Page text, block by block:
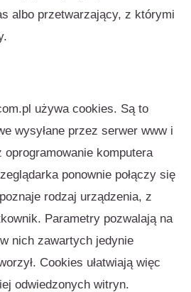
albo przetwarzający, z którymi
używa cookies. Są to
wysyłane przez serwer www i
komputera
ponownie połączy się
rodzaj urządzenia, z
Parametry pozwalają na
nich zawartych jedynie
Cookies ułatwiają więc
odwiedzonych witryn.